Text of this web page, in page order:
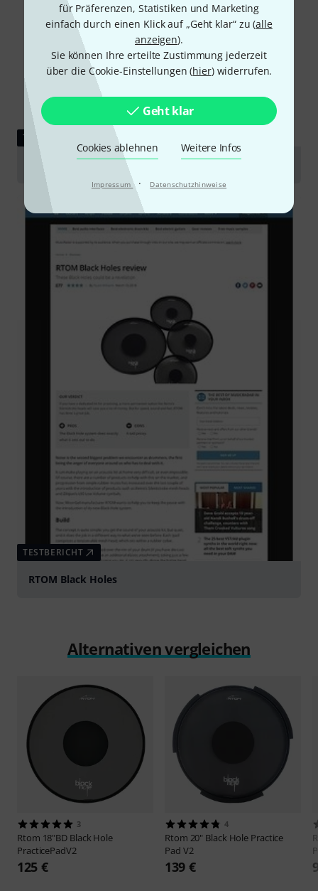
für Präferenzen, Statistiken und Marketing
einfach durch einen Klick auf „Geht klar“ zu (alle
anzeigen).
Sie können Ihre erteilte Zustimmung jederzeit
über die Cookie-Einstellungen (hier) widerrufen.
Geht klar
Cookies ablehnen Weitere Infos
Impressum · Datenschutzhinweise
TESTBERICHT
TESTBERICHT
RTOM Black Holes
Alternativen vergleichen
3
Rtom 18"BD Black Hole
PracticePadV2
125 €
4
Rtom 20" Black Hole Practice
Pad V2
139 €